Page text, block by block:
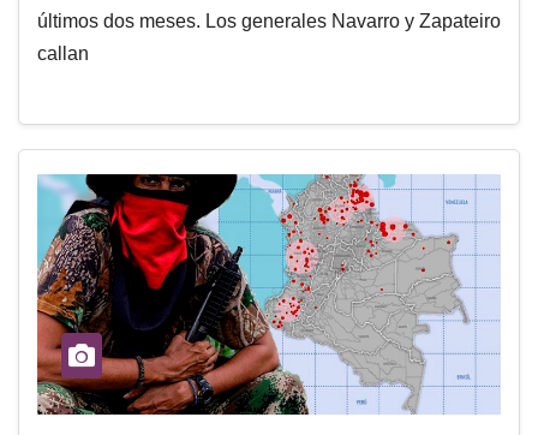
últimos dos meses. Los generales Navarro y Zapateiro
callan